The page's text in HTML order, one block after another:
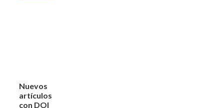
Nuevos
artículos
con DOI